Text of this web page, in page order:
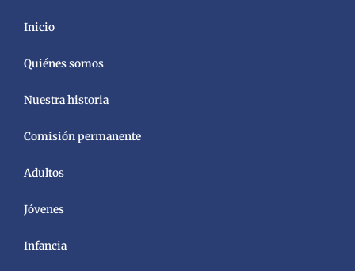
Inicio
Quiénes somos
Nuestra historia
Comisión permanente
Adultos
Jóvenes
Infancia